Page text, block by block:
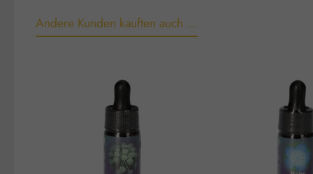
Andere Kunden kauften auch …